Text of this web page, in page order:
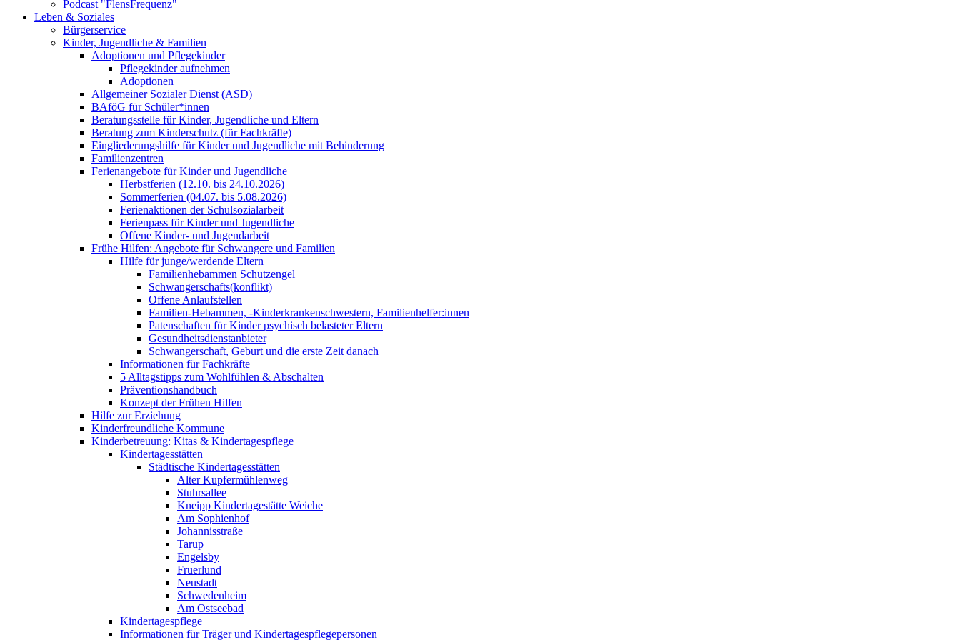
Podcast "FlensFrequenz"
Leben & Soziales
Bürgerservice
Kinder, Jugendliche & Familien
Adoptionen und Pflegekinder
Pflegekinder aufnehmen
Adoptionen
Allgemeiner Sozialer Dienst (ASD)
BAföG für Schüler*innen
Beratungsstelle für Kinder, Jugendliche und Eltern
Beratung zum Kinderschutz (für Fachkräfte)
Eingliederungshilfe für Kinder und Jugendliche mit Behinderung
Familienzentren
Ferienangebote für Kinder und Jugendliche
Herbstferien (12.10. bis 24.10.2026)
Sommerferien (04.07. bis 5.08.2026)
Ferienaktionen der Schulsozialarbeit
Ferienpass für Kinder und Jugendliche
Offene Kinder- und Jugendarbeit
Frühe Hilfen: Angebote für Schwangere und Familien
Hilfe für junge/werdende Eltern
Familienhebammen Schutzengel
Schwangerschafts(konflikt)
Offene Anlaufstellen
Familien-Hebammen, -Kinderkrankenschwestern, Familienhelfer:innen
Patenschaften für Kinder psychisch belasteter Eltern
Gesundheitsdienstanbieter
Schwangerschaft, Geburt und die erste Zeit danach
Informationen für Fachkräfte
5 Alltagstipps zum Wohlfühlen & Abschalten
Präventionshandbuch
Konzept der Frühen Hilfen
Hilfe zur Erziehung
Kinderfreundliche Kommune
Kinderbetreuung: Kitas & Kindertagespflege
Kindertagesstätten
Städtische Kindertagesstätten
Alter Kupfermühlenweg
Stuhrsallee
Kneipp Kindertagestätte Weiche
Am Sophienhof
Johannisstraße
Tarup
Engelsby
Fruerlund
Neustadt
Schwedenheim
Am Ostseebad
Kindertagespflege
Informationen für Träger und Kindertagespflegepersonen